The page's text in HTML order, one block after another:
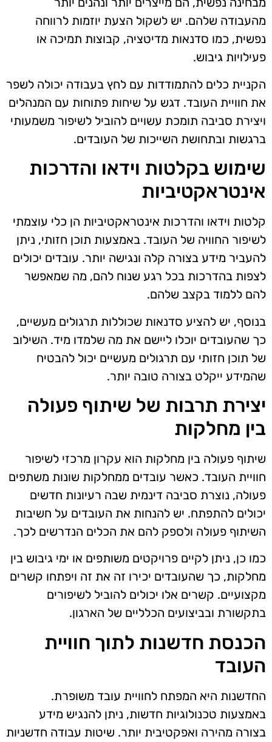
מהעבודה שלהם. יש לשקול הצעת יוזמות לרווחה
נפשית, כמו סדנאות מדיטציה, קבוצות תמיכה או
פעילויות גיבוש.
הקניית כלים להתמודדות עם לחץ בעבודה יכולה לשפר
את חוויית העובד. דגש על שיחות פתוחות עם המנהלים
ויצירת סביבה תומכת עשויים להוביל לשיפור משמעותי
ברגשות ובתחושת השייכות של העובדים.
שימוש בקלטות וידאו והדרכות
אינטראקטיביות
קלטות וידאו והדרכות אינטראקטיביות הן כלי עוצמתי
לשיפור החוויה של העובד. באמצעות תוכן חזותי, ניתן
להעביר מידע בצורה קלה ונגישה יותר. עובדים יכולים
לצפות בהדרכות בכל רגע שנוח להם, מה שמאפשר
להם ללמוד בקצב שלהם.
בנוסף, יש להציע סדנאות שכוללות תרגולים מעשיים,
כך שהעובדים יוכלו ליישם את מה שלמדו מיד. השילוב
של תוכן חזותי עם תרגולים מעשיים יכול להבטיח
שהמידע ייקלט בצורה טובה יותר.
יצירת תרבות של שיתוף פעולה
בין מחלקות
שיתוף פעולה בין מחלקות הוא עקרון מרכזי לשיפור
חוויית העובד. כאשר עובדים ממחלקות שונות משתפים
פעולה, נוצרת סביבה דינמית שבה רעיונות חדשים
יכולים להתפתח. יש להנחות את העובדים על חשיבות
השיתוף פעולה ולספק להם את הכלים הנדרשים לכך.
כמו כן, ניתן לקיים פרויקטים משותפים או ימי גיבוש בין
מחלקות, כך שהעובדים יכירו זה את זה ויפתחו קשרים
מקצועיים. קשרים אלו יכולים להוביל לשיפורים
בתקשורת ובביצועים הכלליים של הארגון.
הכנסת חדשנות לתוך חוויית
העובד
החדשנות היא המפתח לחוויית עובד משופרת.
באמצעות טכנולוגיות חדשות, ניתן להנגיש מידע
בצורה מהירה ואפקטיבית יותר. שיטות עבודה חדשניות